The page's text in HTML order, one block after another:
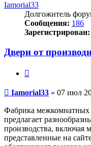
Iamorial33
Долгожитель
Сообщения: 186
Зарегистрирован:
Двери от
Сообщение
Iamorial33 » 07 июл
Фабрика
предлагает
производства, включая
представленные на